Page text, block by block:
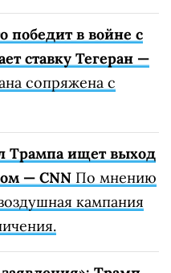
победит в войне с
ставку Тегеран —
сопряжена с
Трампа ищет выход
— CNN По мнению
кампания